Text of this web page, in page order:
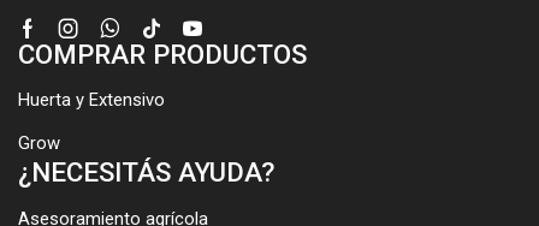
FacebookInstagramWhatsapp
Tik-
tok
Youtube
COMPRAR PRODUCTOS
Huerta y Extensivo
Grow
¿NECESITÁS AYUDA?
Asesoramiento agrícola